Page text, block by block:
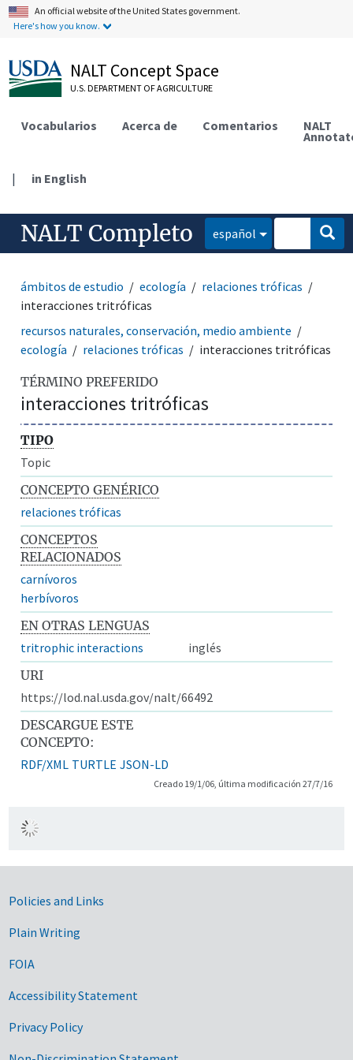
An official website of the United States government.
Here's how you know.
NALT Concept Space
U.S. DEPARTMENT OF AGRICULTURE
Vocabularios Acerca de Comentarios NALT
| in English
NALT Completo español
ámbitos de estudio ecología
relaciones tróficas
interacciones tritróficas
recursos naturales, conservación, medio ambiente
ecología
relaciones tróficas interacciones tritróficas
TÉRMINO PREFERIDO
interacciones tritróficas
TIPO
Topic
CONCEPTO GENÉRICO
relaciones tróficas
CONCEPTOS
RELACIONADOS
carnívoros
herbívoros
EN OTRAS LENGUAS
tritrophic interactions
inglés
URI
https://lod.nal.usda.gov/nalt/66492
DESCARGUE ESTE
CONCEPTO:
RDF/XML TURTLE JSON-LD
Creado 19/1/06, última modificación 27/7/16
Government Links
Policies and Links
Plain Writing
FOIA
Accessibility Statement
Privacy Policy